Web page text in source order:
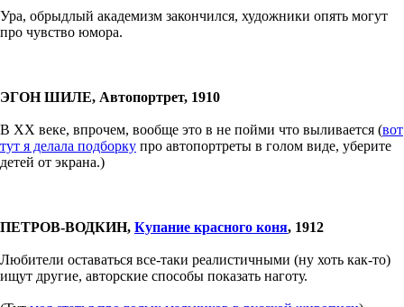
Ура, обрыдлый академизм закончился, художники опять могут
про чувство юмора.
ЭГОН ШИЛЕ, Автопортрет, 1910
В ХХ веке, впрочем, вообще это в не пойми что выливается (вот
тут я делала подборку про автопортреты в голом виде, уберите
детей от экрана.)
ПЕТРОВ-ВОДКИН, Купание красного коня, 1912
Любители оставаться все-таки реалистичными (ну хоть как-то)
ищут другие, авторские способы показать наготу.